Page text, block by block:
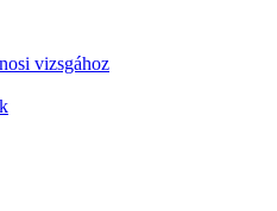
vizsgához